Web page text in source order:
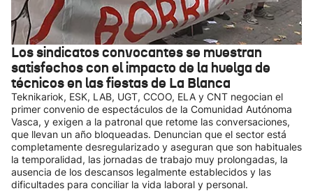
Los sindicatos convocantes se muestran
satisfechos con el impacto de la huelga de
técnicos en las fiestas de La Blanca
Teknikariok, ESK, LAB, UGT, CCOO, ELA y CNT negocian el
primer convenio de espectáculos de la Comunidad Autónoma
Vasca, y exigen a la patronal que retome las conversaciones,
que llevan un año bloqueadas. Denuncian que el sector está
completamente desregularizado y aseguran que son habituales
la temporalidad, las jornadas de trabajo muy prolongadas, la
ausencia de los descansos legalmente establecidos y las
dificultades para conciliar la vida laboral y personal.